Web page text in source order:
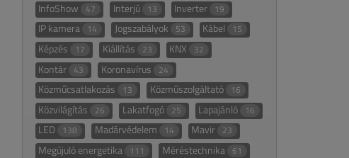
InfoShow 47 Interjú 13 Inverter 19
IP kamera 14 Jogszabályok 53 Kábel 15
Képzés 17 Kiállítás 23 KNX 32
Kontár 43 Koronavírus 24
Közműcsatlakozás 13 Közműszolgáltató 16
Közvilágítás 26 Lakatfogó 25 Lapajánló 16
LED 138 Madárvédelem 14 Mavir 23
Megújuló energetika 111 Méréstechnika 61